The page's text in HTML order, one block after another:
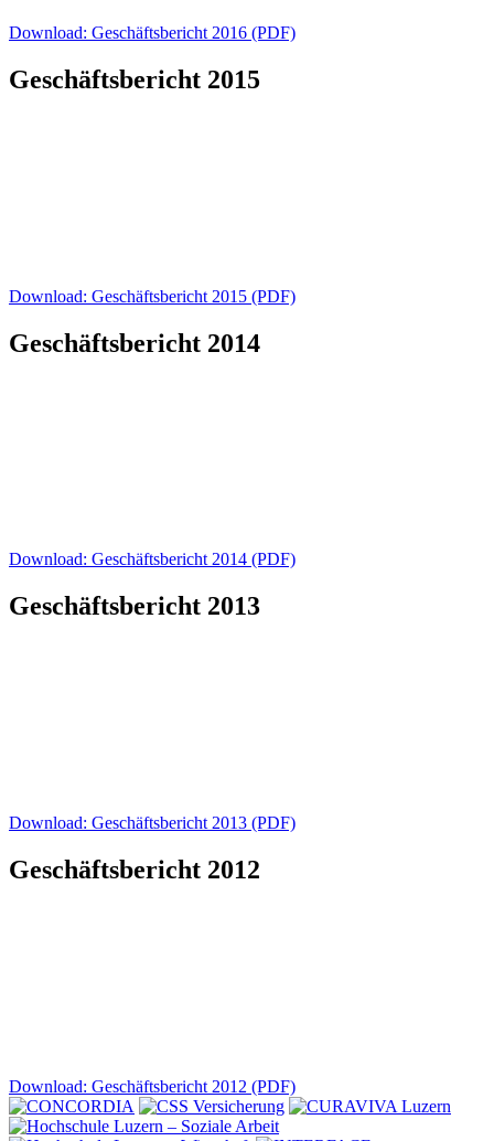
Download: Geschäftsbericht 2016 (PDF)
Geschäftsbericht 2015
Download: Geschäftsbericht 2015 (PDF)
Geschäftsbericht 2014
Download: Geschäftsbericht 2014 (PDF)
Geschäftsbericht 2013
Download: Geschäftsbericht 2013 (PDF)
Geschäftsbericht 2012
Download: Geschäftsbericht 2012 (PDF)